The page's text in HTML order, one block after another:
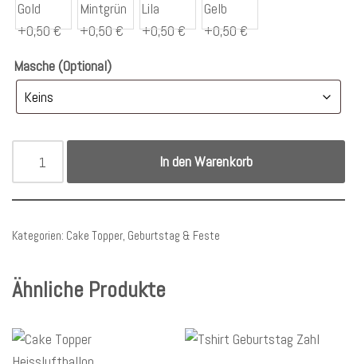
Masche (Optional)
In den Warenkorb
Kategorien: Cake Topper, Geburtstag & Feste
Ähnliche Produkte